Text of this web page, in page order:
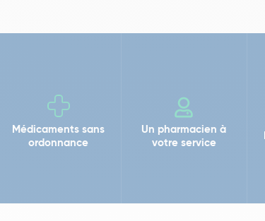
Médicaments sans
ordonnance
Un pharmacien à
votre service